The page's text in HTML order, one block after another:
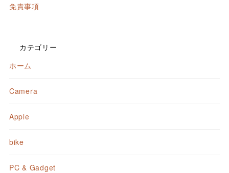
免責事項
カテゴリー
ホーム
Camera
Apple
bike
PC & Gadget